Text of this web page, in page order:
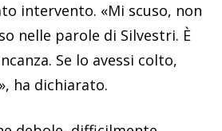
intervento. «Mi scuso, non
nelle parole di Silvestri. È
Se lo avessi colto,
ha dichiarato.